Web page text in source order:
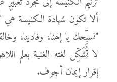
ألا تكون شهادة الكنيسة هي
"نسبِّحك يا إلهنا، وفادينا،
لا تُشَكِّل لغته الغنية بعلم
إقرار إيمان أجوف.